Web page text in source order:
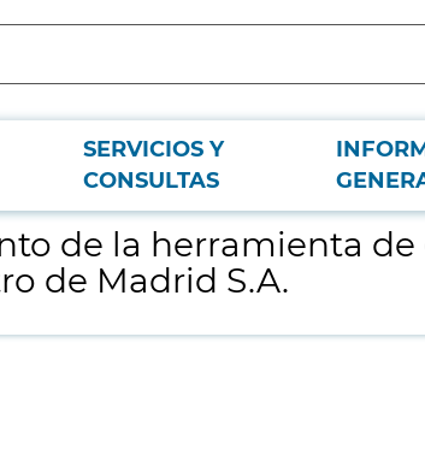
SERVICIOS Y
CONSULTAS
electrónicas en Metro de Madrid S.A.
de la herramienta de
de Madrid S.A.